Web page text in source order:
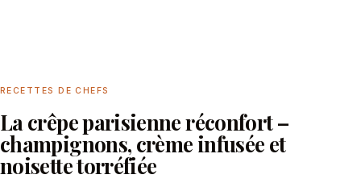
RECETTES DE CHEFS
La crêpe parisienne réconfort –
champignons, crème infusée et
noisette torréfiée